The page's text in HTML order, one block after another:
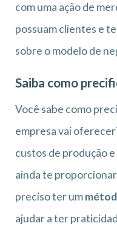
com uma ação de
possuam clientes e
sobre o modelo de
Saiba como
Você sabe como
empresa vai
custos de produção
ainda te
preciso ter um
ajudar a ter